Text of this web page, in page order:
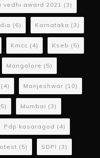
award 2021 (3)
(6) Karnataka (3)
Kmcc (4) Kseb (5)
Mangalore (5)
(4) Manjeshwar (10)
Mumbai (3)
Pdp kasaragod (4)
(5) SDPI (3)